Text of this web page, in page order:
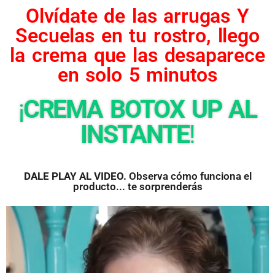
Olvídate de las arrugas Y
Secuelas en tu rostro, llego
la crema que las desaparece
en solo 5 minutos
¡CREMA BOTOX UP AL
INSTANTE!
DALE PLAY AL VIDEO. Observa cómo funciona el
producto... te sorprenderás